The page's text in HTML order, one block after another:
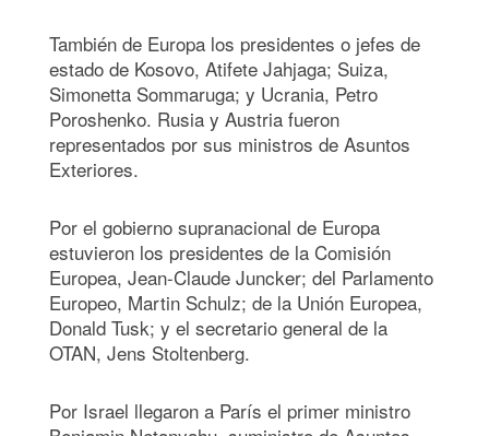
También de Europa los presidentes o jefes de
estado de Kosovo, Atifete Jahjaga; Suiza,
Simonetta Sommaruga; y Ucrania, Petro
Poroshenko. Rusia y Austria fueron
representados por sus ministros de Asuntos
Exteriores.
Por el gobierno supranacional de Europa
estuvieron los presidentes de la Comisión
Europea, Jean-Claude Juncker; del Parlamento
Europeo, Martin Schulz; de la Unión Europea,
Donald Tusk; y el secretario general de la
OTAN, Jens Stoltenberg.
Por Israel llegaron a París el primer ministro